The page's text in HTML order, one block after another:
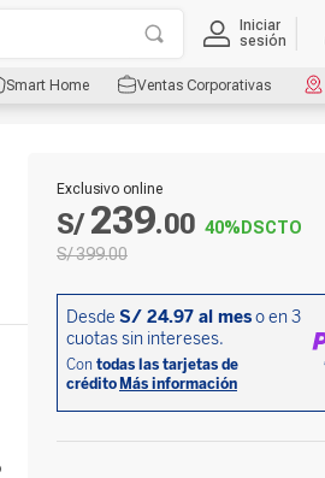
Iniciar
sesión
Smart Home Ventas Corporativas
Exclusivo online
S/ 239.00 40% DSCTO
S/399.00